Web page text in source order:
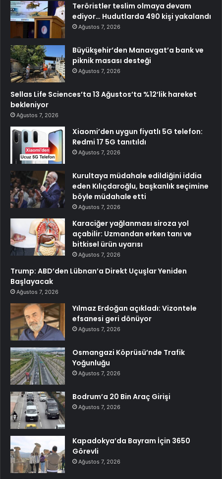
Teröristler teslim olmaya devam
ediyor… Hudutlarda 490 kişi yakalandı
Ağustos 7, 2026
Büyükşehir’den Manavgat’a bank ve
piknik masası desteği
Ağustos 7, 2026
Sellas Life Sciences’ta 13 Ağustos’ta %12’lik hareket
bekleniyor
Ağustos 7, 2026
Xiaomi’den uygun fiyatlı 5G telefon:
Redmi 17 5G tanıtıldı
Ağustos 7, 2026
Kurultaya müdahale edildiğini iddia
eden Kılıçdaroğlu, başkanlık seçimine
böyle müdahale etti
Ağustos 7, 2026
Karaciğer yağlanması siroza yol
açabilir: Uzmandan erken tanı ve
bitkisel ürün uyarısı
Ağustos 7, 2026
Trump: ABD’den Lübnan’a Direkt Uçuşlar Yeniden
Başlayacak
Ağustos 7, 2026
Yılmaz Erdoğan açıkladı: Vizontele
efsanesi geri dönüyor
Ağustos 7, 2026
Osmangazi Köprüsü’nde Trafik
Yoğunluğu
Ağustos 7, 2026
Bodrum’a 20 Bin Araç Girişi
Ağustos 7, 2026
Kapadokya’da Bayram İçin 3650
Görevli
Ağustos 7, 2026